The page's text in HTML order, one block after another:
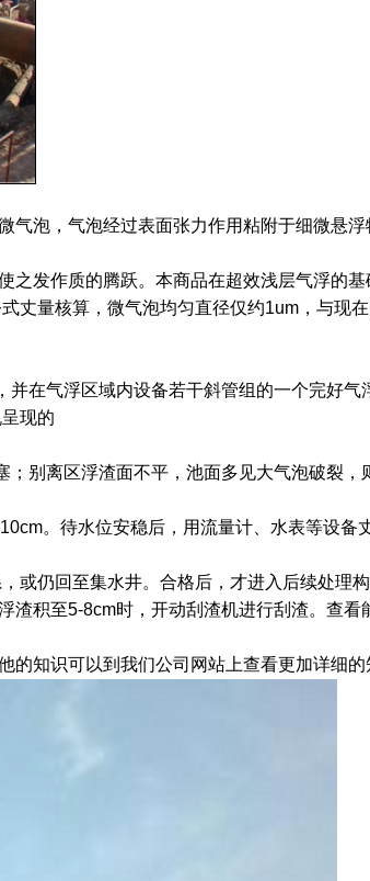
泡，气泡经过表面张力作用粘附于细微悬
发作质的腾跃。本商品在超效浅层气浮的
丈量核算，微气泡均匀直径仅约1um，与现
在气浮区域内设备若干斜管组的一个完好气
现的
离区浮渣面不平，池面多见大气泡破裂，
。待水位安稳后，用流量计、水表等设备
或仍回至集水井。合格后，才进入后续处理构
积至5-8cm时，开动刮渣机进行刮渣。查看
知识可以到我们公司网站上查看更加详细的